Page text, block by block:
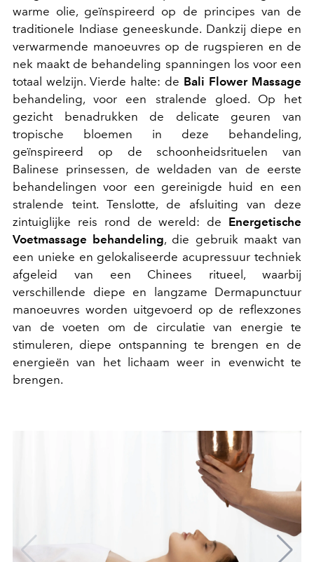
warme olie, geïnspireerd op de principes van de
traditionele Indiase geneeskunde. Dankzij diepe en
verwarmende manoeuvres op de rugspieren en de
nek maakt de behandeling spanningen los voor een
totaal welzijn. Vierde halte: de Bali Flower Massage
behandeling, voor een stralende gloed. Op het
gezicht benadrukken de delicate geuren van
tropische bloemen in deze behandeling,
geïnspireerd op de schoonheidsrituelen van
Balinese prinsessen, de weldaden van de eerste
behandelingen voor een gereinigde huid en een
stralende teint. Tenslotte, de afsluiting van deze
zintuiglijke reis rond de wereld: de Energetische
Voetmassage behandeling, die gebruik maakt van
een unieke en gelokaliseerde acupressuur techniek
afgeleid van een Chinees ritueel, waarbij
verschillende diepe en langzame Dermapunctuur
manoeuvres worden uitgevoerd op de reflexzones
van de voeten om de circulatie van energie te
stimuleren, diepe ontspanning te brengen en de
energieën van het lichaam weer in evenwicht te
brengen.